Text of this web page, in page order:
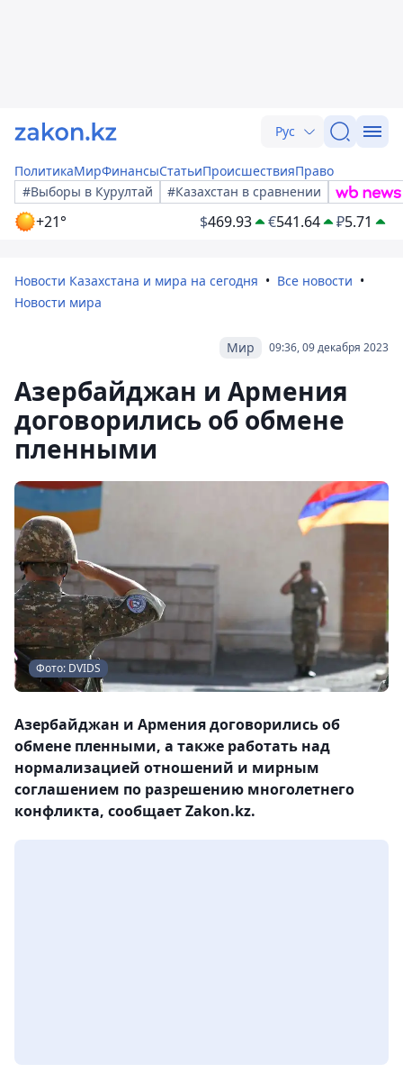
Рус
ПолитикаМирФинансыСтатьиПроисшествияПраво
#Выборы в Курултай
#Казахстан в сравнении
+21° $469.93 €541.64 ₽5.71
Новости Казахстана и мира на сегодня
Все новости
Новости мира
09:36, 09 декабря 2023
Мир
Азербайджан и Армения
договорились об обмене
пленными
Фото: DVIDS
Азербайджан и Армения договорились об
обмене пленными, а также работать над
нормализацией отношений и мирным
соглашением по разрешению многолетнего
конфликта, сообщает Zakon.kz.